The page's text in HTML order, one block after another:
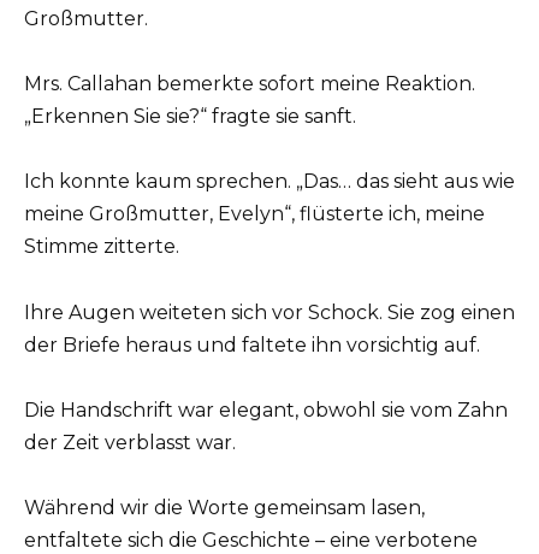
Großmutter.
Mrs. Callahan bemerkte sofort meine Reaktion.
„Erkennen Sie sie?“ fragte sie sanft.
Ich konnte kaum sprechen. „Das… das sieht aus wie
meine Großmutter, Evelyn“, flüsterte ich, meine
Stimme zitterte.
Ihre Augen weiteten sich vor Schock. Sie zog einen
der Briefe heraus und faltete ihn vorsichtig auf.
Die Handschrift war elegant, obwohl sie vom Zahn
der Zeit verblasst war.
Während wir die Worte gemeinsam lasen,
entfaltete sich die Geschichte – eine verbotene